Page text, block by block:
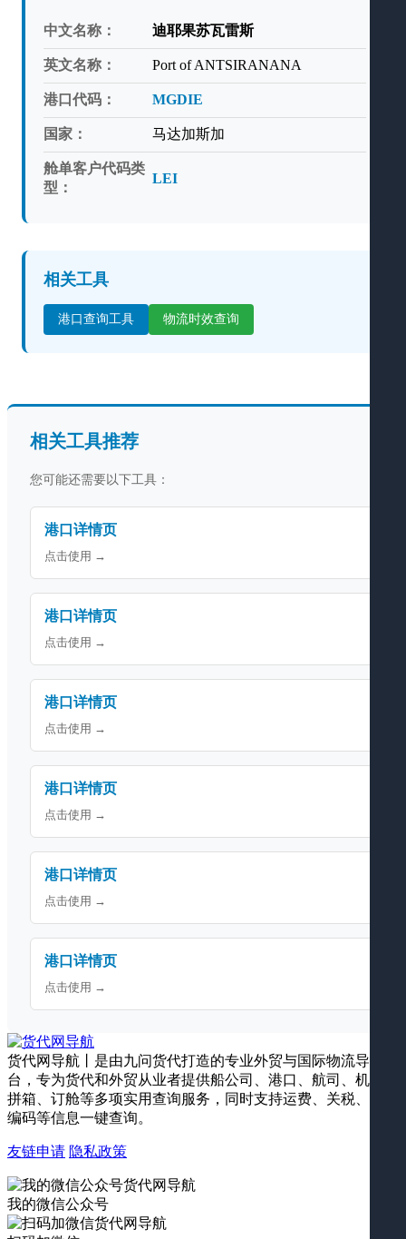
中文名称： 迪耶果苏瓦雷斯
英文名称： Port of ANTSIRANANA
港口代码： MGDIE
国家： 马达加斯加
舱单客户代码类
型：
LEI
相关工具
港口查询工具 物流时效查询
相关工具推荐
您可能还需要以下工具：
港口详情页
点击使用 →
港口详情页
点击使用 →
港口详情页
点击使用 →
港口详情页
点击使用 →
港口详情页
点击使用 →
港口详情页
点击使用 →
货代网导航丨是由九问货代打造的专业外贸与国际物流导航平
台，专为货代和外贸从业者提供船公司、港口、航司、机场、
拼箱、订舱等多项实用查询服务，同时支持运费、关税、海关
编码等信息一键查询。
友链申请 隐私政策
我的微信公众号